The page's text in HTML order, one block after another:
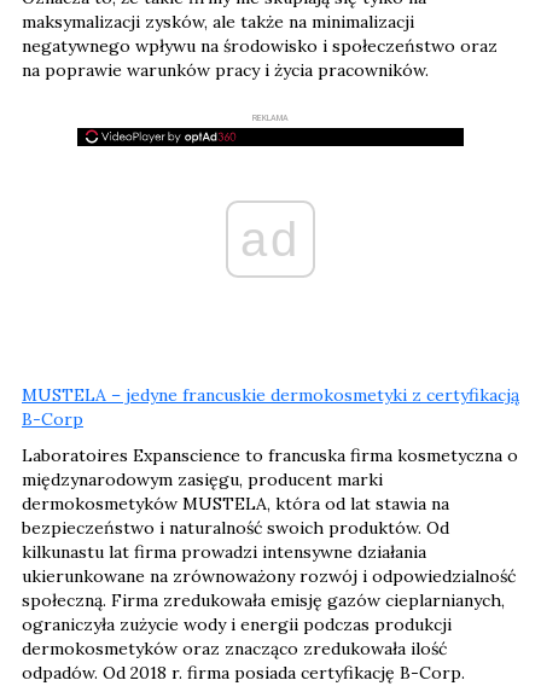
maksymalizacji zysków, ale także na minimalizacji
negatywnego wpływu na środowisko i społeczeństwo oraz
na poprawie warunków pracy i życia pracowników.
REKLAMA
ad
MUSTELA – jedyne francuskie dermokosmetyki z certyfikacją
B-Corp
Laboratoires Expanscience to francuska firma kosmetyczna o
międzynarodowym zasięgu, producent marki
dermokosmetyków MUSTELA, która od lat stawia na
bezpieczeństwo i naturalność swoich produktów. Od
kilkunastu lat firma prowadzi intensywne działania
ukierunkowane na zrównoważony rozwój i odpowiedzialność
społeczną. Firma zredukowała emisję gazów cieplarnianych,
ograniczyła zużycie wody i energii podczas produkcji
dermokosmetyków oraz znacząco zredukowała ilość
odpadów. Od 2018 r. firma posiada certyfikację B-Corp.